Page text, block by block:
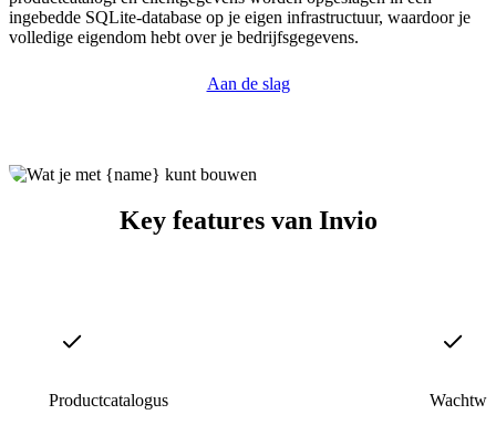
ingebedde SQLite-database op je eigen infrastructuur, waardoor je
volledige eigendom hebt over je bedrijfsgegevens.
Aan de slag
Key features van Invio
Productcatalogus